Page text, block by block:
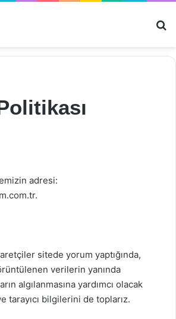
adresi:
sitede yorum yaptığında,
verilerin yanında
algılanmasına yardımcı olacak
tarayıcı bilgilerini de toplarız.